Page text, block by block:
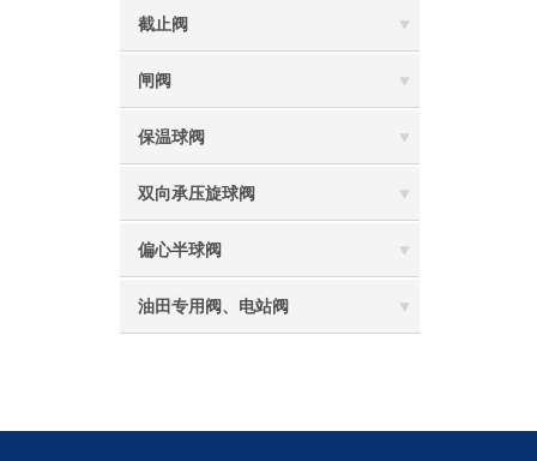
截止阀
闸阀
保温球阀
双向承压旋球阀
偏心半球阀
油田专用阀、电站阀